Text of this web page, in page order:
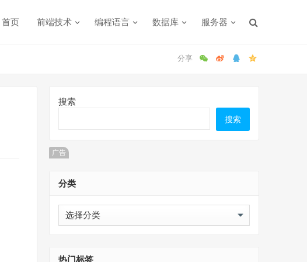
首页 前端技术 编程语言 数据库 服务器
搜索
搜索
广告
分类
分
类
热门标签